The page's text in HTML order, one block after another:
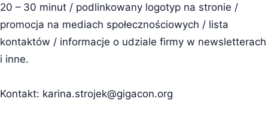
20 – 30 minut / podlinkowany logotyp na stronie /
promocja na mediach społecznościowych / lista
kontaktów / informacje o udziale firmy w newsletterach
i inne.
Kontakt: karina.strojek@gigacon.org